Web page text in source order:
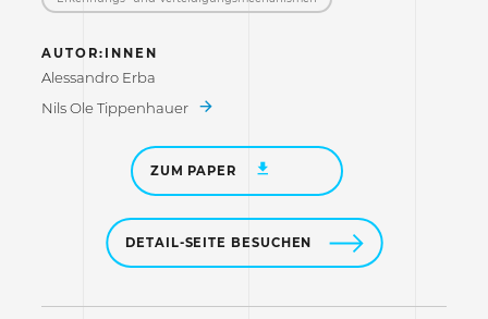
AUTOR:INNEN
Alessandro Erba
Nils Ole Tippenhauer
ZUM PAPER
DETAIL-SEITE BESUCHEN